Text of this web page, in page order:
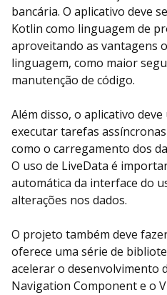
bancária. O aplicativo deve
Kotlin como linguagem de
aproveitando as vantagens
linguagem, como maior
manutenção de código.
Além disso, o aplicativo
executar tarefas
como o carregamento dos
O uso de LiveData é
automática da interface do
alterações nos dados.
O projeto também deve
oferece uma série de
acelerar o desenvolvimento
Navigation Component e o